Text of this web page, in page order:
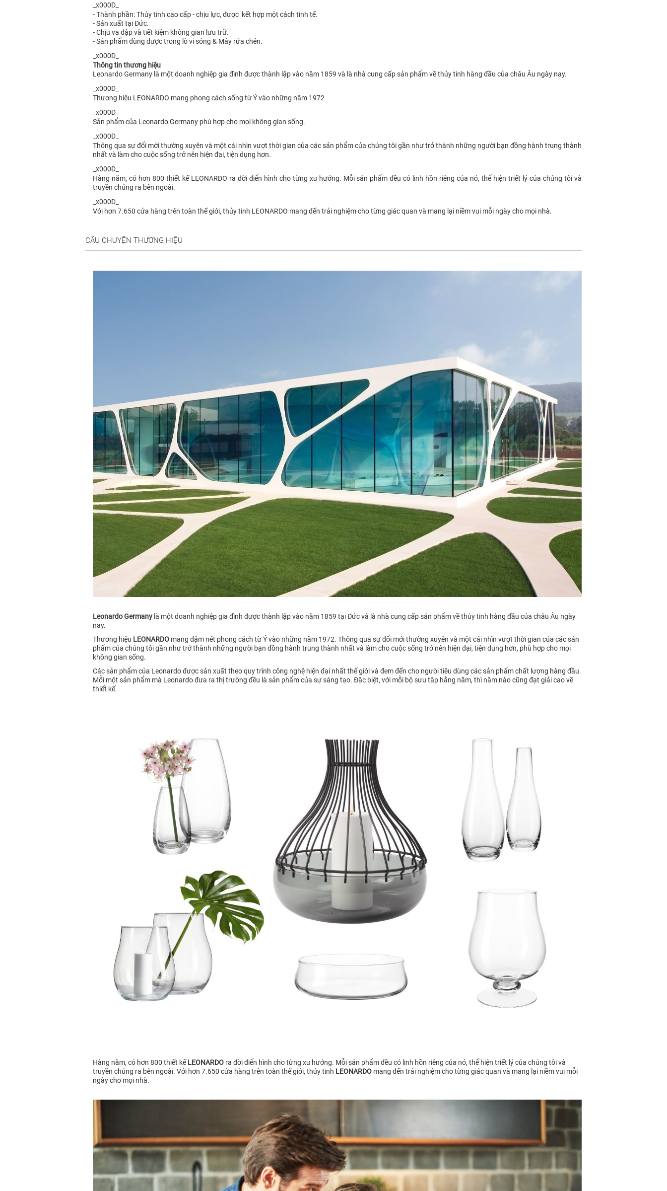
_x000D_
- Thành phần: Thủy tinh cao cấp - chịu lực, được kết hợp một cách tinh tế.
- Sản xuất tại Đức.
- Chịu va đập và tiết kiệm không gian lưu trữ.
- Sản phẩm dùng được trong lò vi sóng & Máy rửa chén.
_x000D_
Thông tin thương hiệu
Leonardo Germany là một doanh nghiệp gia đình được thành lập vào năm 1859 và là nhà cung cấp sản phẩm về thủy tinh hàng đầu của châu Âu ngày nay.
_x000D_
Thương hiệu LEONARDO mang phong cách sống từ Ý vào những năm 1972
_x000D_
Sản phẩm của Leonardo Germany phù hợp cho mọi không gian sống.
_x000D_
Thông qua sự đổi mới thường xuyên và một cái nhìn vượt thời gian của các sản phẩm của chúng tôi gần như trở thành những người bạn đồng hành trung thành
nhất và làm cho cuộc sống trở nên hiện đại, tiện dụng hơn.
_x000D_
Hàng năm, có hơn 800 thiết kế LEONARDO ra đời điển hình cho từng xu hướng. Mỗi sản phẩm đều có linh hồn riêng của nó, thể hiện triết lý của chúng tôi và
truyền chúng ra bên ngoài.
_x000D_
Với hơn 7.650 cửa hàng trên toàn thế giới, thủy tinh LEONARDO mang đến trải nghiệm cho từng giác quan và mang lại niềm vui mỗi ngày cho mọi nhà.
CÂU CHUYỆN THƯƠNG HIỆU
Leonardo Germany là một doanh nghiệp gia đình được thành lập vào năm 1859 tại Đức và là nhà cung cấp sản phẩm về thủy tinh hàng đầu của châu Âu ngày
nay.
Thương hiệu LEONARDO mang đậm nét phong cách từ Ý vào những năm 1972. Thông qua sự đổi mới thường xuyên và một cái nhìn vượt thời gian của các sản
phẩm của chúng tôi gần như trở thành những người bạn đồng hành trung thành nhất và làm cho cuộc sống trở nên hiện đại, tiện dụng hơn, phù hợp cho mọi
không gian sống.
Các sản phẩm của Leonardo được sản xuất theo quy trình công nghệ hiện đại nhất thế giới và đem đến cho người tiêu dùng các sản phẩm chất lượng hàng đầu.
Mỗi một sản phẩm mà Leonardo đưa ra thị trường đều là sản phẩm của sự sáng tạo. Đặc biệt, với mỗi bộ sưu tập hằng năm, thì năm nào cũng đạt giải cao về
thiết kế.
Hàng năm, có hơn 800 thiết kếLEONARDO ra đời điển hình cho từng xu hướng. Mỗi sản phẩm đều có linh hồn riêng của nó, thể hiện triết lý của chúng tôi và
truyền chúng ra bên ngoài. Với hơn 7.650 cửa hàng trên toàn thế giới, thủy tinh LEONARDO mang đến trải nghiệm cho từng giác quan và mang lại niềm vui mỗi
ngày cho mọi nhà.